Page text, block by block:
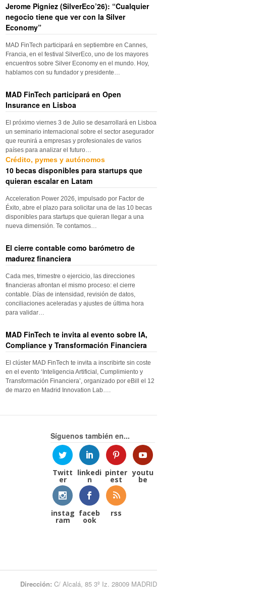
Jerome Pigniez (SilverEco’26): “Cualquier
negocio tiene que ver con la Silver
Economy”
MAD FinTech participará en septiembre en Cannes,
Francia, en el festival SilverEco, uno de los mayores
encuentros sobre Silver Economy en el mundo. Hoy,
hablamos con su fundador y presidente…
MAD FinTech participará en Open
Insurance en Lisboa
El próximo viernes 3 de Julio se desarrollará en Lisboa
un seminario internacional sobre el sector asegurador
que reunirá a empresas y profesionales de varios
países para analizar el futuro…
Crédito, pymes y autónomos
10 becas disponibles para startups que
quieran escalar en Latam
Acceleration Power 2026, impulsado por Factor de
Éxito, abre el plazo para solicitar una de las 10 becas
disponibles para startups que quieran llegar a una
nueva dimensión. Te contamos…
El cierre contable como barómetro de
madurez financiera
Cada mes, trimestre o ejercicio, las direcciones
financieras afrontan el mismo proceso: el cierre
contable. Días de intensidad, revisión de datos,
conciliaciones aceleradas y ajustes de última hora
para validar…
MAD FinTech te invita al evento sobre IA,
Compliance y Transformación Financiera
El clúster MAD FinTech te invita a inscribirte sin coste
en el evento ‘Inteligencia Artificial, Cumplimiento y
Transformación Financiera’, organizado por eBill el 12
de marzo en Madrid Innovation Lab….
Síguenos también en...
Twitt
er
linkedi
n
pinter
est
youtu
be
instag
ram
faceb
ook
rss
Dirección: C/ Alcalá, 85 3º Iz. 28009 MADRID